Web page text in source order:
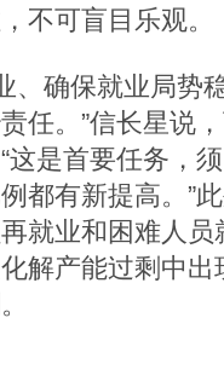
不可盲目乐观。
确保就业局势
任。”信长星说
这是首要任务，
都有新提高。”
就业和困难人
解产能过剩中